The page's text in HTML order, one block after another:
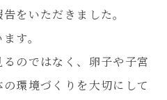
告をいただきました。
す。
のではなく、卵子や子宮
環境づくりを大切にして